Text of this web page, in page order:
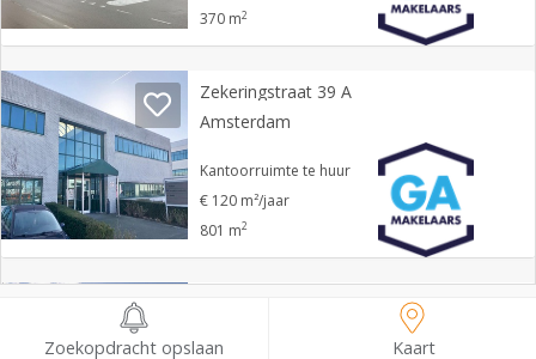
370 m2
Zekeringstraat 39 A
Amsterdam
Kantoorruimte te huur
€ 120 m²/jaar
801 m2
Zoekopdracht opslaan Kaart